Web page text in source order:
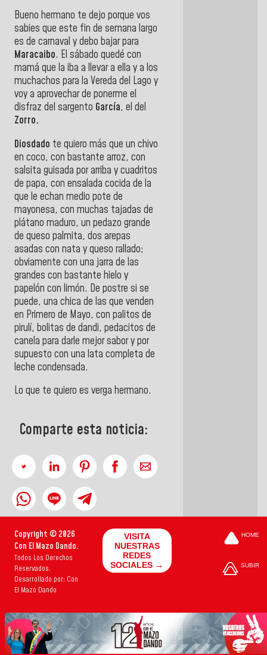
Bueno hermano te dejo porque vos
sabies que este fin de semana largo
es de carnaval y debo bajar para
Maracaibo. El sábado quedé con
mamá que la iba a llevar a ella y a los
muchachos para la Vereda del Lago y
voy a aprovechar de ponerme el
disfraz del sargento García, el del
Zorro.
Diosdado te quiero más que un chivo
en coco, con bastante arroz, con
salsita guisada por arriba y cuadritos
de papa, con ensalada cocida de la
que le echan medio pote de
mayonesa, con muchas tajadas de
plátano maduro, un pedazo grande
de queso palmita, dos arepas
asadas con nata y queso rallado;
obviamente con una jarra de las
grandes con bastante hielo y
papelón con limón. De postre si se
puede, una chica de las que venden
en Primero de Mayo, con palitos de
pirulí, bolitas de dandi, pedacitos de
canela para darle mejor sabor y por
supuesto con una lata completa de
leche condensada.
Lo que te quiero es verga hermano.
Comparte esta noticia:
Copyright © 2026
Con El Mazo Dando.
Todos Los Derechos
Reservados.
Desarrollado por: Con
El Mazo Dando
VISITA
NUESTRAS
REDES
SOCIALES →
HOME
SUBIR